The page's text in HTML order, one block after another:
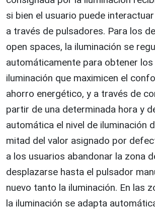
si bien el usuario puede
a través de pulsadores. Para los
open spaces, la iluminación se
automáticamente para obtener los
iluminación que maximicen el
ahorro energético, y a través de
partir de una determinada hora y
automática el nivel de iluminación
mitad del valor asignado por
a los usuarios abandonar la zona
desplazarse hasta el pulsador
nuevo tanto la iluminación. En las
la iluminación se adapta